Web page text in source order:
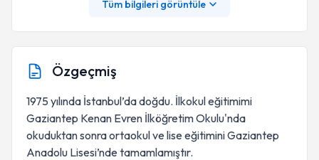
Tüm bilgileri görüntüle
Özgeçmiş
1975 yılında İstanbul’da doğdu. İlkokul eğitimimi
Gaziantep Kenan Evren İlköğretim Okulu'nda
okuduktan sonra ortaokul ve lise eğitimini Gaziantep
Anadolu Lisesi’nde tamamlamıştır.